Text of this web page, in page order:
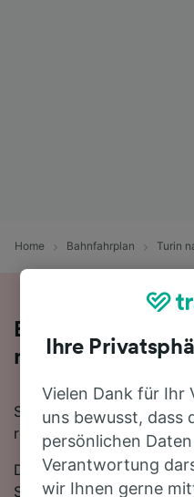
Home Bahnfahrplan Turin
Bequem von
nehmen Sie den
Sie wollen mit dem Zug
reisen? Dann sind Sie bei
Die Fahrtzeit beträgt mit
Stunden 33 Minuten. Auf
Ihre
Vielen Dank für Ihr
uns bewusst, dass
persönlichen
Verantwortung
wir Ihnen gerne